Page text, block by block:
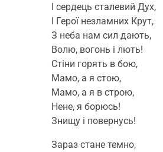
І сердець сталевий Дух,
І Герої незламних Крут,
З неба нам сил дають,
Волю, вогонь і лють!
Стіни горять в бою,
Мамо, а я стою,
Мамо, а я в строю,
Нене, я борюсь!
Знищу і повернусь!
Зараз стане темно,